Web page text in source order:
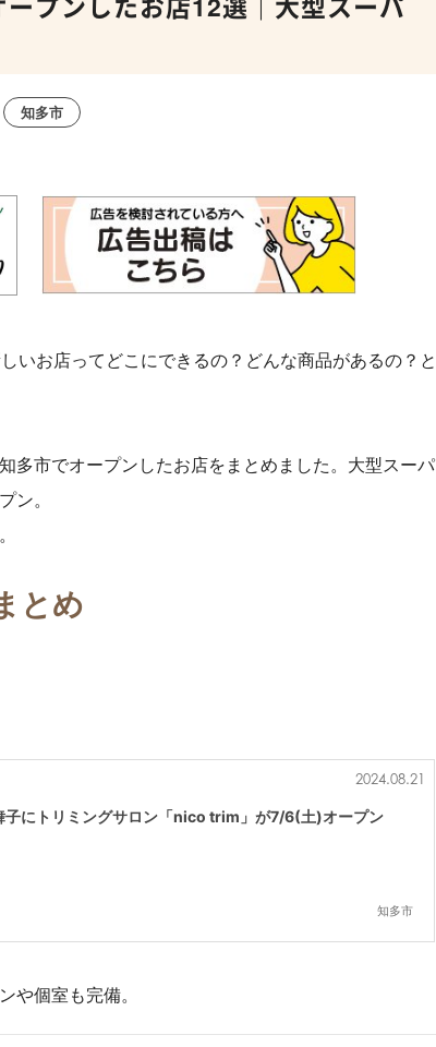
知多市
しいお店ってどこにできるの？どんな商品があるの？と
多市でオープンしたお店をまとめました。大型スーパ
ン。
とめ
知多市
2024.08.21
子にトリミングサロン「nico trim」が7/6(土)オープン
や個室も完備。